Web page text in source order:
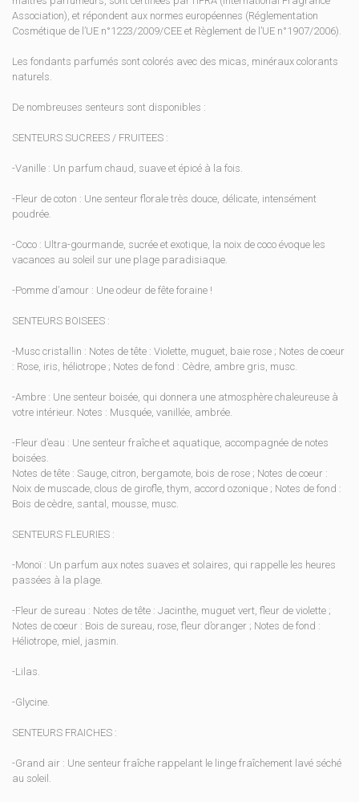
Association), et répondent aux normes européennes (Réglementation
Cosmétique de l’UE n°1223/2009/CEE et Règlement de l’UE n°1907/2006).
Les fondants parfumés sont colorés avec des micas, minéraux colorants
naturels.
De nombreuses senteurs sont disponibles :
SENTEURS SUCREES / FRUITEES :
-Vanille : Un parfum chaud, suave et épicé à la fois.
-Fleur de coton : Une senteur florale très douce, délicate, intensément
poudrée.
-Coco : Ultra-gourmande, sucrée et exotique, la noix de coco évoque les
vacances au soleil sur une plage paradisiaque.
-Pomme d’amour : Une odeur de fête foraine !
SENTEURS BOISEES :
-Musc cristallin : Notes de tête : Violette, muguet, baie rose ; Notes de coeur
: Rose, iris, héliotrope ; Notes de fond : Cèdre, ambre gris, musc.
-Ambre : Une senteur boisée, qui donnera une atmosphère chaleureuse à
votre intérieur. Notes : Musquée, vanillée, ambrée.
-Fleur d’eau : Une senteur fraîche et aquatique, accompagnée de notes
boisées.
Notes de tête : Sauge, citron, bergamote, bois de rose ; Notes de coeur :
Noix de muscade, clous de girofle, thym, accord ozonique ; Notes de fond :
Bois de cèdre, santal, mousse, musc.
SENTEURS FLEURIES :
-Monoï : Un parfum aux notes suaves et solaires, qui rappelle les heures
passées à la plage.
-Fleur de sureau : Notes de tête : Jacinthe, muguet vert, fleur de violette ;
Notes de coeur : Bois de sureau, rose, fleur d’oranger ; Notes de fond :
Héliotrope, miel, jasmin.
-Lilas.
-Glycine.
SENTEURS FRAICHES :
-Grand air : Une senteur fraîche rappelant le linge fraîchement lavé séché
au soleil.